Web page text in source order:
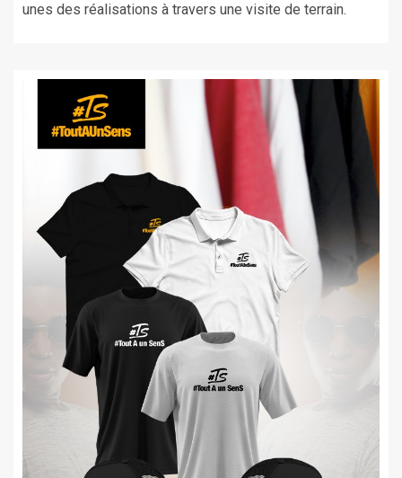
unes des réalisations à travers une visite de terrain.